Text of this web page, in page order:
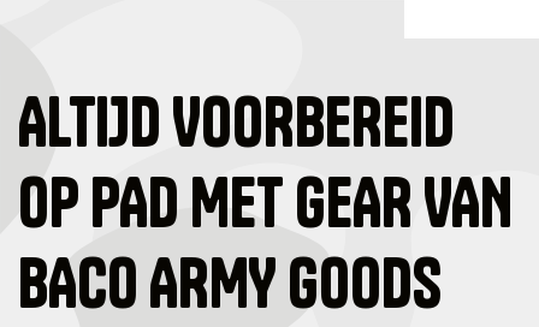
ALTIJD VOORBEREID
OP PAD MET GEAR VAN
BACO ARMY GOODS